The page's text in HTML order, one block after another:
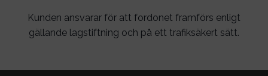
Kunden ansvarar för att fordonet framförs enligt
gällande lagstiftning och på ett trafiksäkert sätt.